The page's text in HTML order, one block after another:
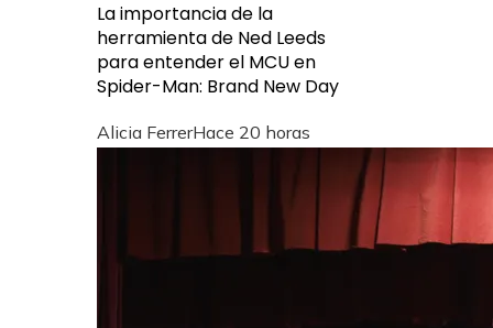
La importancia de la
herramienta de Ned Leeds
para entender el MCU en
Spider-Man: Brand New Day
Alicia FerrerHace 20 horas